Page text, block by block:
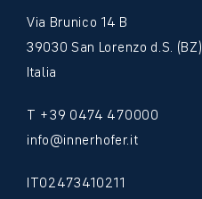
Via Brunico 14 B
39030 San Lorenzo d.S. (BZ)
Italia
T +39 0474 470000
info
innerhofer.it
IT02473410211